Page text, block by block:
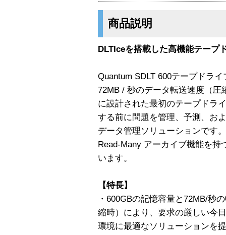
商品説明
DLTIceを搭載した高機能テープ
Quantum SDLT 600テープドラ
72MB / 秒のデータ転送速度（圧
に設計された最初のテープドラ
する前に問題を管理、予測、お
データ管理ソリューションです
Read-Many アーカイブ機能を持
います。
【特長】
・600GBの記憶容量と72MB/秒
縮時）により、要求の厳しい今
環境に最適なソリューションを